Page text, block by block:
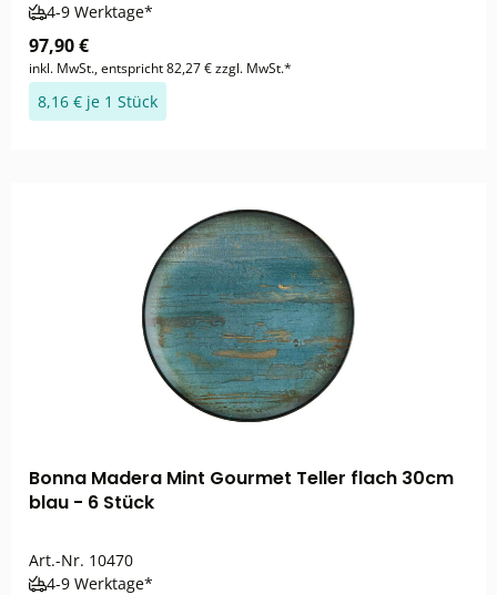
4-9 Werktage*
97,90 €
inkl. MwSt., entspricht 82,27 € zzgl. MwSt.*
8,16 € je 1 Stück
Bonna Madera Mint Gourmet Teller flach 30cm
blau - 6 Stück
Art.-Nr. 10470
4-9 Werktage*